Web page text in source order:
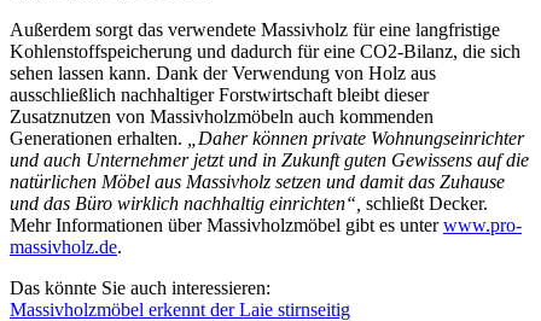
Außerdem sorgt das verwendete Massivholz für eine langfristige
Kohlenstoffspeicherung und dadurch für eine CO2-Bilanz, die sich
sehen lassen kann. Dank der Verwendung von Holz aus
ausschließlich nachhaltiger Forstwirtschaft bleibt dieser
Zusatznutzen von Massivholzmöbeln auch kommenden
Generationen erhalten.
„Daher können private Wohnungseinrichter
und auch Unternehmer jetzt und in Zukunft guten Gewissens auf die
natürlichen Möbel aus Massivholz setzen und damit das Zuhause
und das Büro wirklich nachhaltig einrichten“, schließt Decker.
Mehr Informationen über Massivholzmöbel gibt es unterwww.pro-
massivholz.de.
Das könnte Sie auch interessieren:
Massivholzmöbel erkennt der Laie stirnseitig